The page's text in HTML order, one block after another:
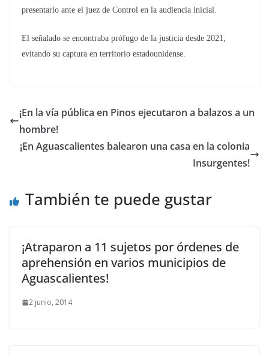
presentarlo ante el juez de Control en la audiencia inicial.
El señalado se encontraba prófugo de la justicia desde 2021,
evitando su captura en territorio estadounidense.
¡En la vía pública en Pinos ejecutaron a balazos a un
hombre!
¡En Aguascalientes balearon una casa en la colonia
Insurgentes!
También te puede gustar
¡Atraparon a 11 sujetos por órdenes de
aprehensión en varios municipios de
Aguascalientes!
2 junio, 2014